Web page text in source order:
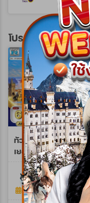
บาท/
โปรแกรมทัวร์ยุโรป
ทัวร์ยุโรปตะวันออก
เยอรมัน - ออสเตรีย -
เช็ก - ฮังการี 8วัน QR
JUN 26 - MAR 27
WTQR0208M
8วัน 5คืน
09 ก.พ. 69 - 28 มี.ค.